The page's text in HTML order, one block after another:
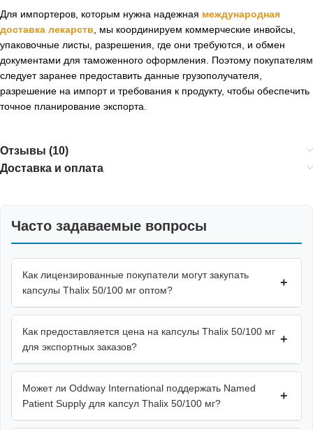
Для импортеров, которым нужна надежная международная
доставка лекарств , мы координируем коммерческие инвойсы,
упаковочные листы, разрешения, где они требуются, и обмен
документами для таможенного оформления. Поэтому покупателям
следует заранее предоставить данные грузополучателя,
разрешение на импорт и требования к продукту, чтобы обеспечить
точное планирование экспорта.
Отзывы (10)
Доставка и оплата
Часто задаваемые вопросы
Как лицензированные покупатели могут закупать
капсулы Thalix 50/100 мг оптом?
+
Как предоставляется цена на капсулы Thalix 50/100 мг
для экспортных заказов?
+
Может ли Oddway International поддержать Named
Patient Supply для капсул Thalix 50/100 мг?
+